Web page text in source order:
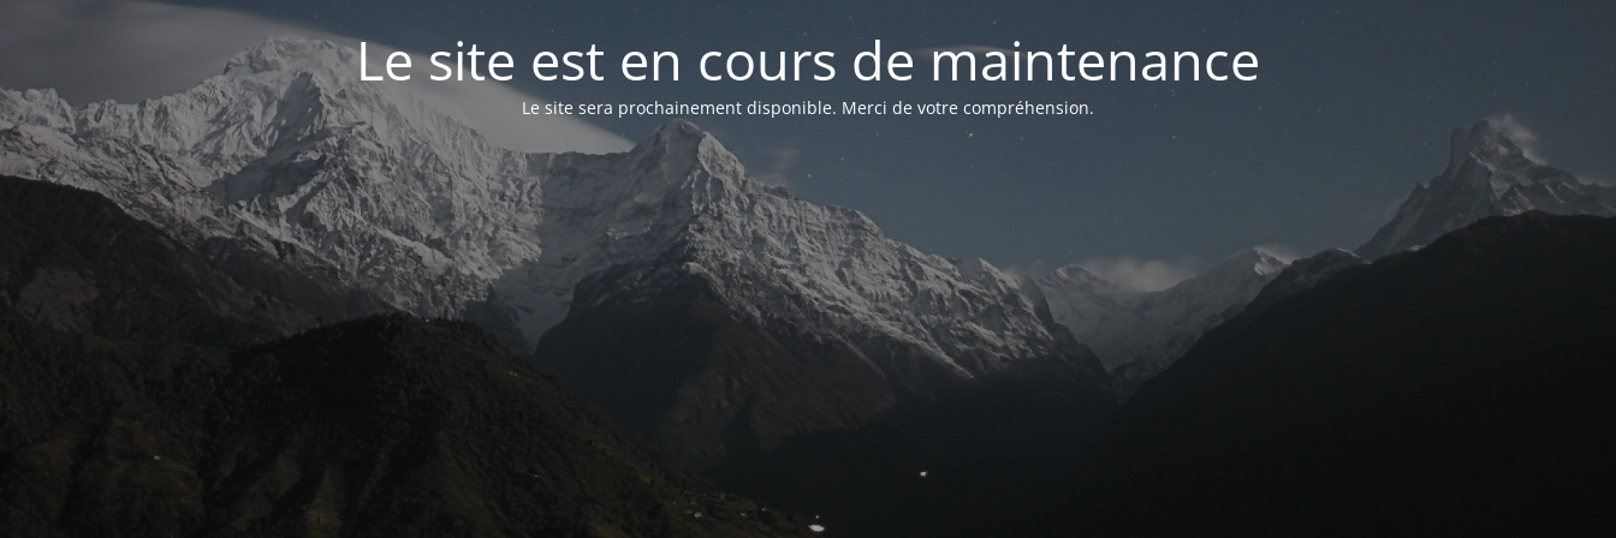
Le site est en cours de maintenance
Le site sera prochainement disponible. Merci de votre compréhension.